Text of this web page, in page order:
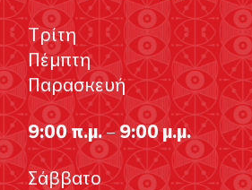
Τρίτη
Πέμπτη
Παρασκευή
9:00 π.μ. – 9:00 μ.μ.
Σάββατο